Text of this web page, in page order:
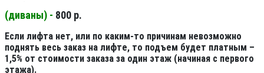
(диваны) - 800 р.
Если лифта нет, или по каким-то причинам невозможно
поднять весь заказ на лифте, то подъем будет платным –
1,5% от стоимости заказа за один этаж (начиная с первого
этажа).